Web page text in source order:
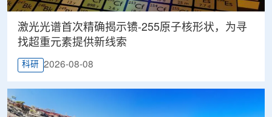
激光光谱首次精确揭示镄-255原子核形状，为寻
找超重元素提供新线索
科研 2026-08-08